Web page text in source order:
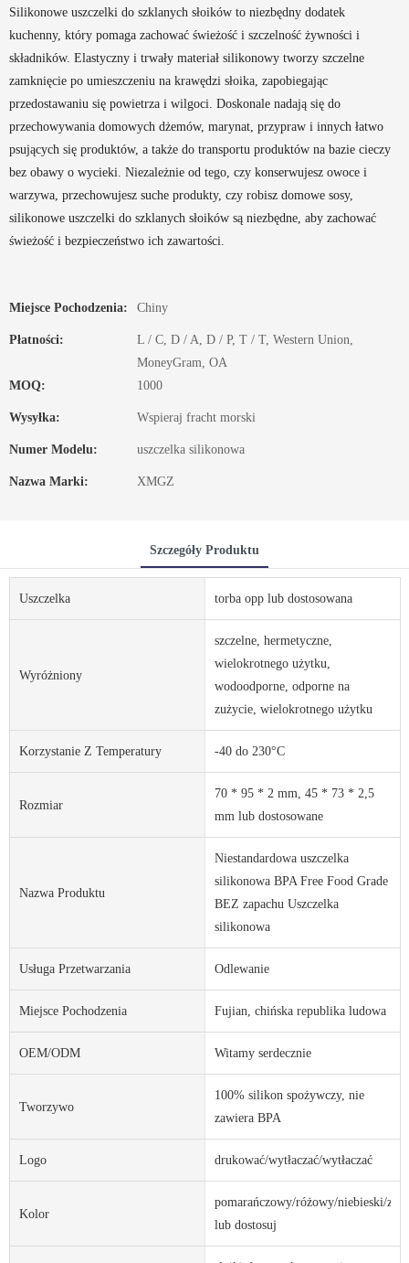
Silikonowe uszczelki do szklanych słoików to niezbędny dodatek
kuchenny, który pomaga zachować świeżość i szczelność żywności i
składników. Elastyczny i trwały materiał silikonowy tworzy szczelne
zamknięcie po umieszczeniu na krawędzi słoika, zapobiegając
przedostawaniu się powietrza i wilgoci. Doskonale nadają się do
przechowywania domowych dżemów, marynat, przypraw i innych łatwo
psujących się produktów, a także do transportu produktów na bazie cieczy
bez obawy o wycieki. Niezależnie od tego, czy konserwujesz owoce i
warzywa, przechowujesz suche produkty, czy robisz domowe sosy,
silikonowe uszczelki do szklanych słoików są niezbędne, aby zachować
świeżość i bezpieczeństwo ich zawartości.
Miejsce Pochodzenia: Chiny
Płatności:
L / C, D / A, D / P, T / T, Western Union,
MoneyGram, OA
MOQ:
1000
Wysyłka: Wspieraj fracht morski
Numer Modelu: uszczelka silikonowa
Nazwa Marki: XMGZ
Szczegóły Produktu
Uszczelka torba opp lub dostosowana
Wyróżniony
szczelne, hermetyczne,
wielokrotnego użytku,
wodoodporne, odporne na
zużycie, wielokrotnego użytku
Korzystanie Z Temperatury -40 do 230°C
Rozmiar
70 * 95 * 2 mm, 45 * 73 * 2,5
mm lub dostosowane
Nazwa Produktu
Niestandardowa uszczelka
silikonowa BPA Free Food Grade
BEZ zapachu Uszczelka
silikonowa
Usługa Przetwarzania Odlewanie
Miejsce Pochodzenia Fujian, chińska republika ludowa
OEM/ODM Witamy serdecznie
Tworzywo
100% silikon spożywczy, nie
zawiera BPA
Logo drukować/wytłaczać/wytłaczać
Kolor
pomarańczowy/różowy/niebieski/
lub dostosuj